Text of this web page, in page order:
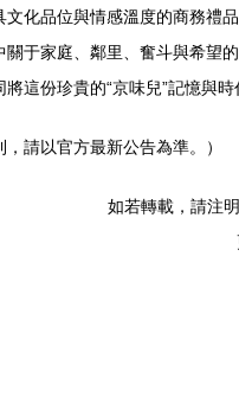
化品位與情感溫度的商務禮
關于家庭、鄰里、奮斗與希
這份珍貴的“京味兒”記憶與時
請以官方最新公告為準。）
如若轉載，請注